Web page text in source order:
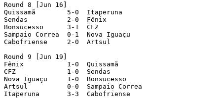
Round 8 [Jun 16]
Quissamã        5-0  Itaperuna
Sendas          2-0  Fênix
Bonsucesso      3-1  CFZ
Sampaio Correa  0-1  Nova Iguaçu
Cabofriense     2-0  Artsul
Round 9 [Jun 19]
Fênix           1-0  Quissamã
CFZ             1-0  Sendas
Nova Iguaçu     1-0  Bonsucesso
Artsul          0-0  Sampaio Correa
Itaperuna       3-3  Cabofriense